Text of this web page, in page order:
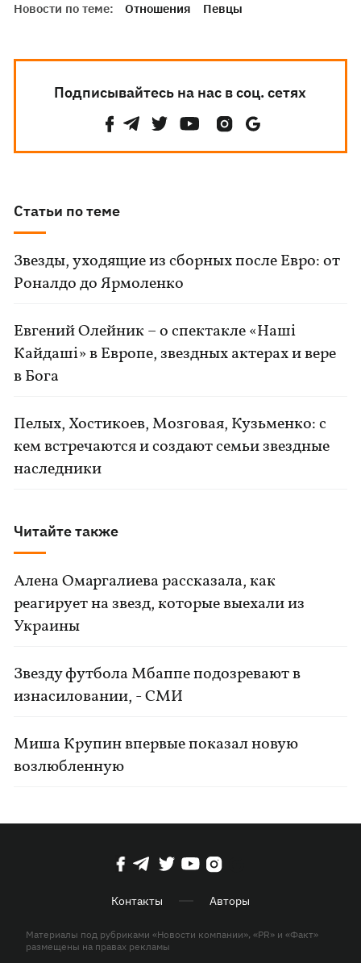
Новости по теме: Отношения Певцы
Подписывайтесь на нас в соц. сетях
Статьи по теме
Звезды, уходящие из сборных после Евро: от
Роналдо до Ярмоленко
Евгений Олейник – о спектакле «Наші
Кайдаші» в Европе, звездных актерах и вере
в Бога
Пелых, Хостикоев, Мозговая, Кузьменко: с
кем встречаются и создают семьи звездные
наследники
Читайте также
Алена Омаргалиева рассказала, как
реагирует на звезд, которые выехали из
Украины
Звезду футбола Мбаппе подозревают в
изнасиловании, - СМИ
Миша Крупин впервые показал новую
возлюбленную
Контакты Авторы
Материалы под рубриками «Новости компании», «PR» и «Факт»
размещены на правах рекламы